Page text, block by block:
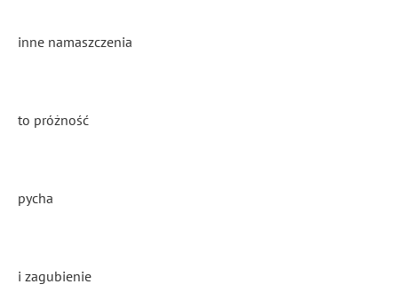
inne namaszczenia
to próżność
pycha
i zagubienie